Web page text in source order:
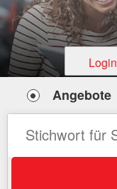
Login
Angebote